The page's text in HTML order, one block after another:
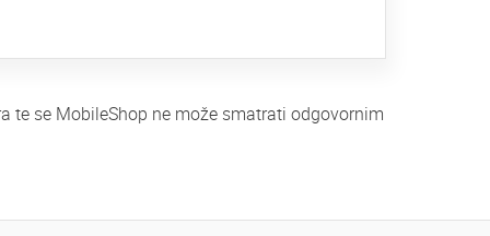
te se MobileShop ne može smatrati odgovornim